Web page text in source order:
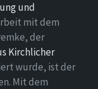
und
mit dem
der
Kirchlicher
wurde, ist der
Mit dem